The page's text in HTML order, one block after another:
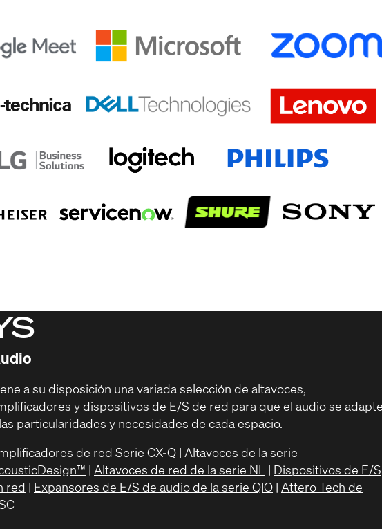
a su disposición una variada selección de altavoces,
y dispositivos de E/S de red para que el audio se
particularidades y necesidades de cada espacio.
de red Serie CX-Q | Altavoces de la serie
| Altavoces de red de la serie NL | Dispositivos de E/S
red | Expansores de E/S de audio de la serie QIO | Attero Tech de